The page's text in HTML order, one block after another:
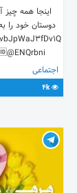
دوستان خود را
اجتماعی
4k